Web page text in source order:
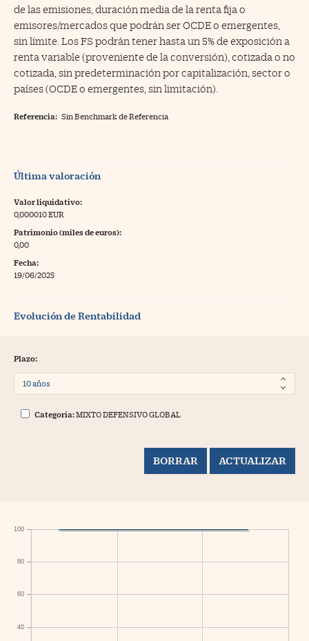
de las emisiones, duración media de la renta fija o
emisores/mercados que podrán ser OCDE o emergentes,
sin límite. Los FS podrán tener hasta un 5% de exposición a
renta variable (proveniente de la conversión), cotizada o no
cotizada, sin predeterminación por capitalización, sector o
países (OCDE o emergentes, sin limitación).
Referencia: Sin Benchmark de Referencia
Última valoración
Valor liquidativo:
0,000010 EUR
Patrimonio (miles de euros):
0,00
Fecha:
19/06/2025
Evolución de Rentabilidad
Plazo:
Categoría:MIXTO DEFENSIVO GLOBAL
40
60
80
100